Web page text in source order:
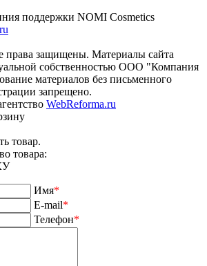
поддержки NOMI Сosmetics
права защищены. Материалы сайта
собственностью ООО "Компания
материалов без письменного
запрещено.
WebReforma.ru
товар.
товара:
Имя*
E-mail*
Телефон*